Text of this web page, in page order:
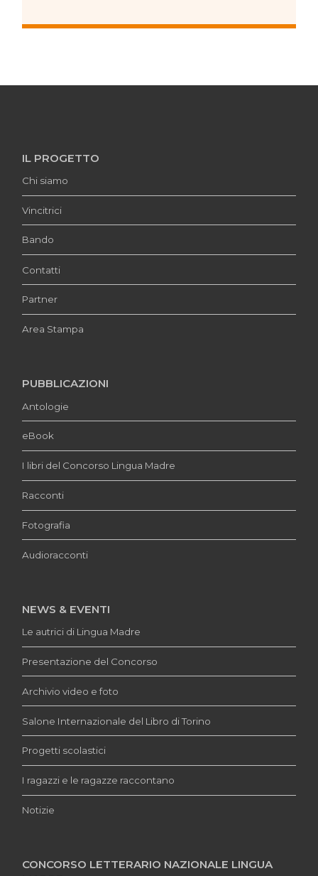
IL PROGETTO
Chi siamo
Vincitrici
Bando
Contatti
Partner
Area Stampa
PUBBLICAZIONI
Antologie
eBook
I libri del Concorso Lingua Madre
Racconti
Fotografia
Audioracconti
NEWS & EVENTI
Le autrici di Lingua Madre
Presentazione del Concorso
Archivio video e foto
Salone Internazionale del Libro di Torino
Progetti scolastici
I ragazzi e le ragazze raccontano
Notizie
CONCORSO LETTERARIO NAZIONALE LINGUA